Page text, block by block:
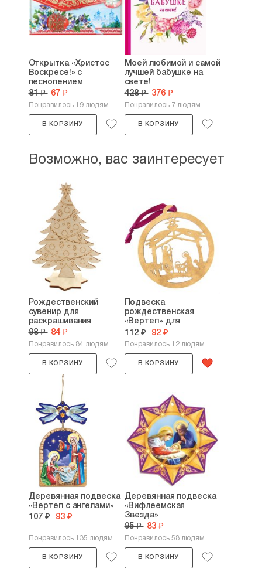
Открытка «Христос
Воскресе!» с
песнопением
81 ₽ 67 ₽
Понравилось 19 людям
В КОРЗИНУ
Моей любимой и самой
лучшей бабушке на
свете!
428 ₽ 376 ₽
Понравилось 7 людям
В КОРЗИНУ
Возможно, вас заинтересует
Рождественский
сувенир для
раскрашивания
98 ₽ 84 ₽
Понравилось 84 людям
В КОРЗИНУ
Подвеска
рождественская
«Вертеп» для
раскрашивания
112 ₽ 92 ₽
Понравилось 12 людям
В КОРЗИНУ
Деревянная подвеска
«Вертеп с ангелами»
107 ₽ 93 ₽
Понравилось 135 людям
В КОРЗИНУ
Деревянная подвеска
«Вифлеемская
Звезда»
95 ₽ 83 ₽
Понравилось 58 людям
В КОРЗИНУ